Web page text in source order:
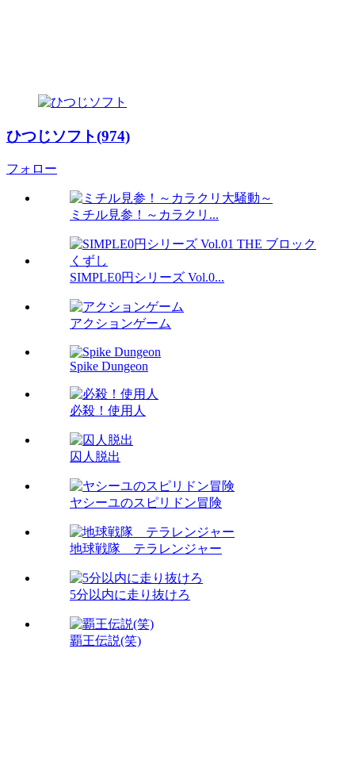
ひつじソフト(974)
フォロー
ミチル見参！～カラクリ...
SIMPLE0円シリーズ Vol.0...
アクションゲーム
Spike Dungeon
必殺！使用人
囚人脱出
ヤシーユのスピリドン冒険
地球戦隊 テラレンジャー
5分以内に走り抜けろ
覇王伝説(笑)